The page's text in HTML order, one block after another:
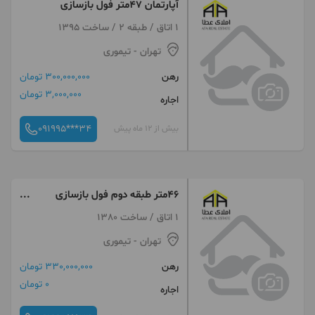
آپارتمان ۴۷متر فول بازسازی
1 اتاق / طبقه 2 / ساخت 1395
تهران - تیموری
رهن
300,000,000 تومان
اجاره
3,000,000 تومان
بیش از 12 ماه پیش 091995***34
۴۶متر طبقه دوم فول بازسازی
تیموری کاظمی1 اتاق / ساخت 1380
تهران - تیموری
رهن
330,000,000 تومان
اجاره
0 تومان